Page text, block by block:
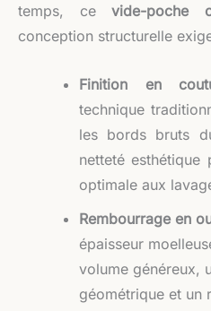
temps, cevide-poche
conception structurelle
Finition en
technique
les bords bruts
netteté esthétique
optimale aux
Rembourrage en
épaisseur
volume généreux,
géométrique et un